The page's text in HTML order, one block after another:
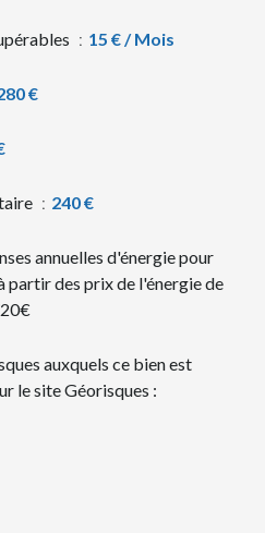
15 € / Mois
€
240 €
annuelles d'énergie pour
partir des prix de l'énergie de
auxquels ce bien est
le site Géorisques :